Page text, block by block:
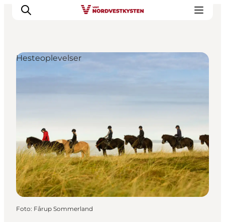
Events
Overnatning
Planlæg din ferie
Hesteoplevelser
Foto: Fårup Sommerland